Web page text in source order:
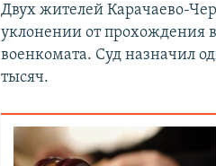
Двух жителей Карачаево-
уклонении от прохождения
военкомата. Суд назначил
тысяч.